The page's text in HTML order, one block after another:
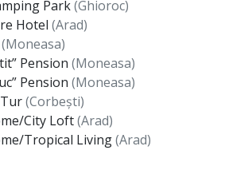
Park(Ghioroc)
Hotel (Arad)
(Moneasa)
Pension (Moneasa)
Pension (Moneasa)
(Corbești)
City Loft(Arad)
Tropical Living(Arad)